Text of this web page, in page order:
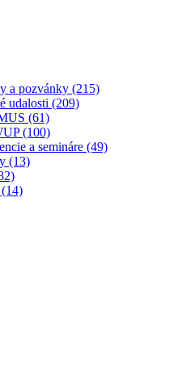
a pozvánky (215)
udalosti (209)
(61)
(100)
a semináre (49)
(13)
(14)